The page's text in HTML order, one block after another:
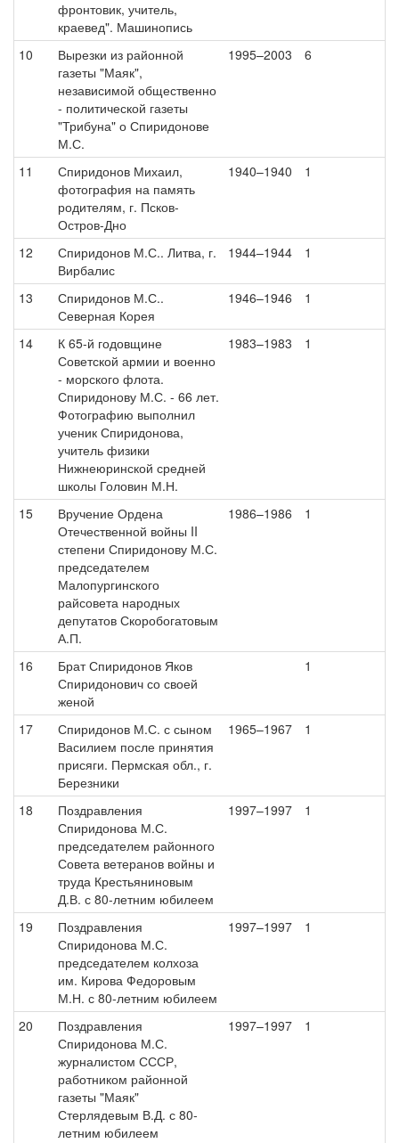
фронтовик, учитель,
краевед". Машинопись
10
Вырезки из районной
газеты "Маяк",
независимой общественно
- политической газеты
"Трибуна" о Спиридонове
М.С.
1995–2003 6
11
Спиридонов Михаил,
фотография на память
родителям, г. Псков-
Остров-Дно
1940–1940 1
12
Спиридонов М.С.. Литва, г.
Вирбалис
1944–1944 1
13
Спиридонов М.С..
Северная Корея
1946–1946 1
14
К 65-й годовщине
Советской армии и военно
- морского флота.
Спиридонову М.С. - 66 лет.
Фотографию выполнил
ученик Спиридонова,
учитель физики
Нижнеюринской средней
школы Головин М.Н.
1983–1983 1
15
Вручение Ордена
Отечественной войны II
степени Спиридонову М.С.
председателем
Малопургинского
райсовета народных
депутатов Скоробогатовым
А.П.
1986–1986 1
16
Брат Спиридонов Яков
Спиридонович со своей
женой
1
17
Спиридонов М.С. с сыном
Василием после принятия
присяги. Пермская обл., г.
Березники
1965–1967 1
18
Поздравления
Спиридонова М.С.
председателем районного
Совета ветеранов войны и
труда Крестьяниновым
Д.В. с 80-летним юбилеем
1997–1997 1
19
Поздравления
Спиридонова М.С.
председателем колхоза
им. Кирова Федоровым
М.Н. с 80-летним юбилеем
1997–1997 1
20
Поздравления
Спиридонова М.С.
журналистом СССР,
работником районной
газеты "Маяк"
Стерлядевым В.Д. с 80-
летним юбилеем
1997–1997 1